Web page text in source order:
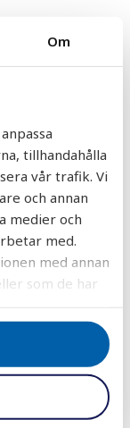
Om
tillhandahålla
vår trafik. Vi
och annan
medier och
med.
med annan
som de har